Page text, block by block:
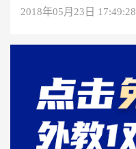
2018年05月23日 17:49:28